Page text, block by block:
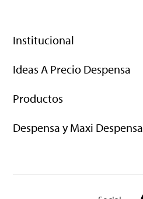
Institucional
Ideas A Precio Despensa
Productos
Despensa y Maxi Despensa